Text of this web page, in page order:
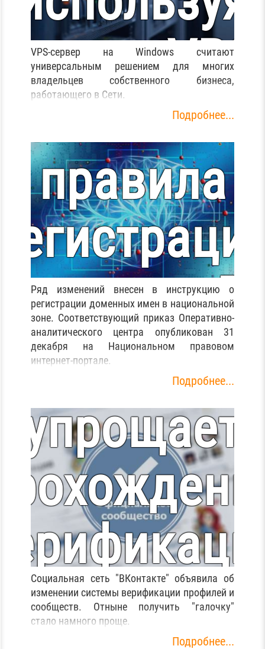
сервера на
Windows
VPS-сервер на Windows считают
универсальным решением для многих
владельцев собственного бизнеса,
работающего в Сети.
Подробнее...
В Беларуси
правила
и .БЕЛ
Ряд изменений внесен в инструкцию о
регистрации доменных имен в национальной
зоне. Соответствующий приказ Оперативно-
аналитического центра опубликован 31
декабря на Национальном правовом
интернет-портале.
Подробнее...
ВКонтакте
упрощает
страниц
Социальная сеть "ВКонтакте" объявила об
изменении системы верификации профилей и
сообществ. Отныне получить "галочку"
стало намного проще.
Подробнее...